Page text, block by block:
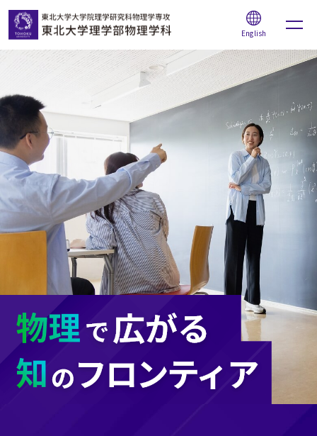
English
学部受験生の方へ
方へ